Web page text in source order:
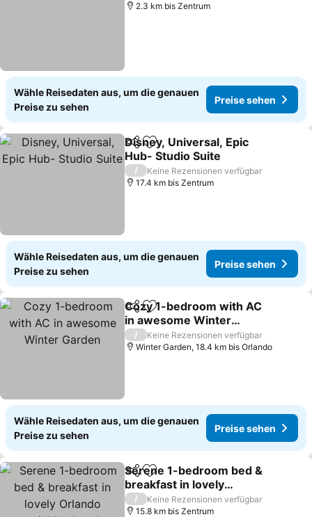
2.3 km bis Zentrum
Wähle Reisedaten aus, um die genauen
Preise zu sehen
Preise sehen
TeilenZu Favoriten hinzufügen
Disney, Universal, Epic
Hub- Studio Suite
Preise sehen
/
Keine Rezensionen verfügbar
17.4 km bis Zentrum
Wähle Reisedaten aus, um die genauen
Preise zu sehen
Preise sehen
TeilenZu Favoriten hinzufügen
Cozy 1-bedroom with AC
in awesome Winter
Garden
Preise sehen
/
Keine Rezensionen verfügbar
Winter Garden, 18.4 km bis Orlando
Wähle Reisedaten aus, um die genauen
Preise zu sehen
Preise sehen
TeilenZu Favoriten hinzufügen
Serene 1-bedroom bed &
breakfast in lovely
Orlando neighborhood
Preise sehen
/
Keine Rezensionen verfügbar
15.8 km bis Zentrum